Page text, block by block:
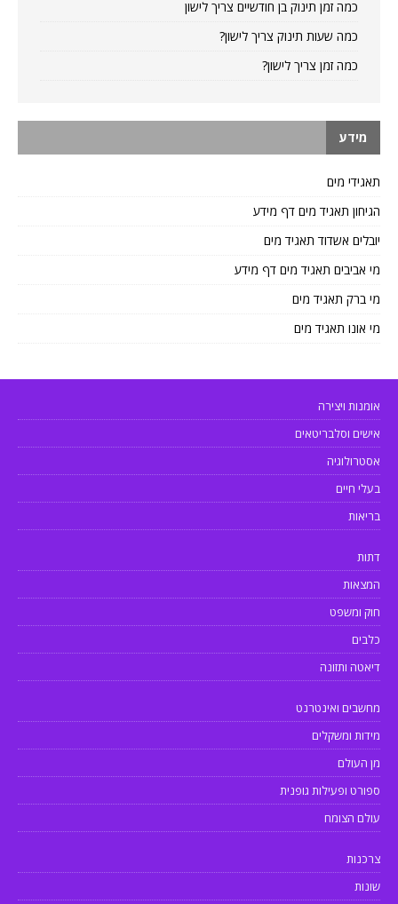
כמה זמן תינוק בן חודשיים צריך לישון
כמה שעות תינוק צריך לישון?
כמה זמן צריך לישון?
מידע
תאגידי מים
הגיחון תאגיד מים דף מידע
יובלים אשדוד תאגיד מים
מי אביבים תאגיד מים דף מידע
מי ברק תאגיד מים
מי אונו תאגיד מים
אומנות ויצירה
אישים וסלבריטאים
אסטרולוגיה
בעלי חיים
בריאות
דתות
המצאות
חוק ומשפט
כלבים
דיאטה ותזונה
מחשבים ואינטרנט
מידות ומשקלים
מן העולם
ספורט ופעילות גופנית
עולם הצומח
צרכנות
שונות